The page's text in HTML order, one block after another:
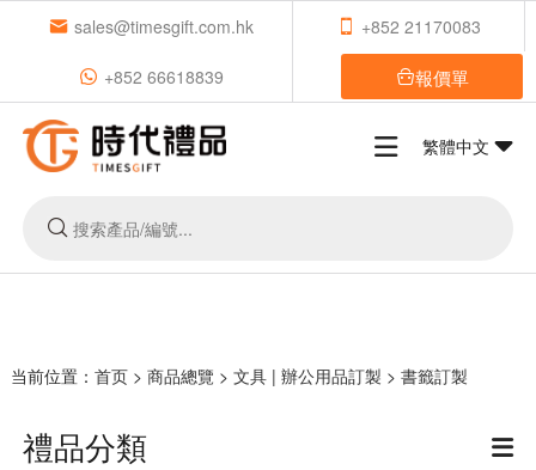
sales@timesgift.com.hk +852 21170083
+852 66618839 報價單
繁體中文
当前位置： 首页> 商品總覽 > 文具 | 辦公用品訂製 > 書籤訂製
禮品分類